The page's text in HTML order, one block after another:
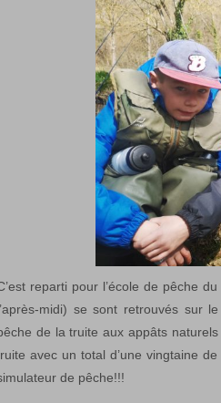
reparti pour l’école de pêche
midi) se sont retrouvés sur
de la truite aux appâts
avec un total d’une vingtaine
de pêche!!!